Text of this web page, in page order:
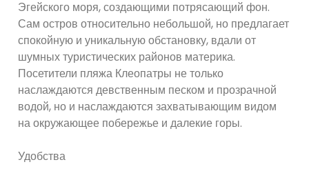
Эгейского моря, создающими потрясающий фон.
Сам остров относительно небольшой, но предлагает
спокойную и уникальную обстановку, вдали от
шумных туристических районов материка.
Посетители пляжа Клеопатры не только
наслаждаются девственным песком и прозрачной
водой, но и наслаждаются захватывающим видом
на окружающее побережье и далекие горы.
Удобства